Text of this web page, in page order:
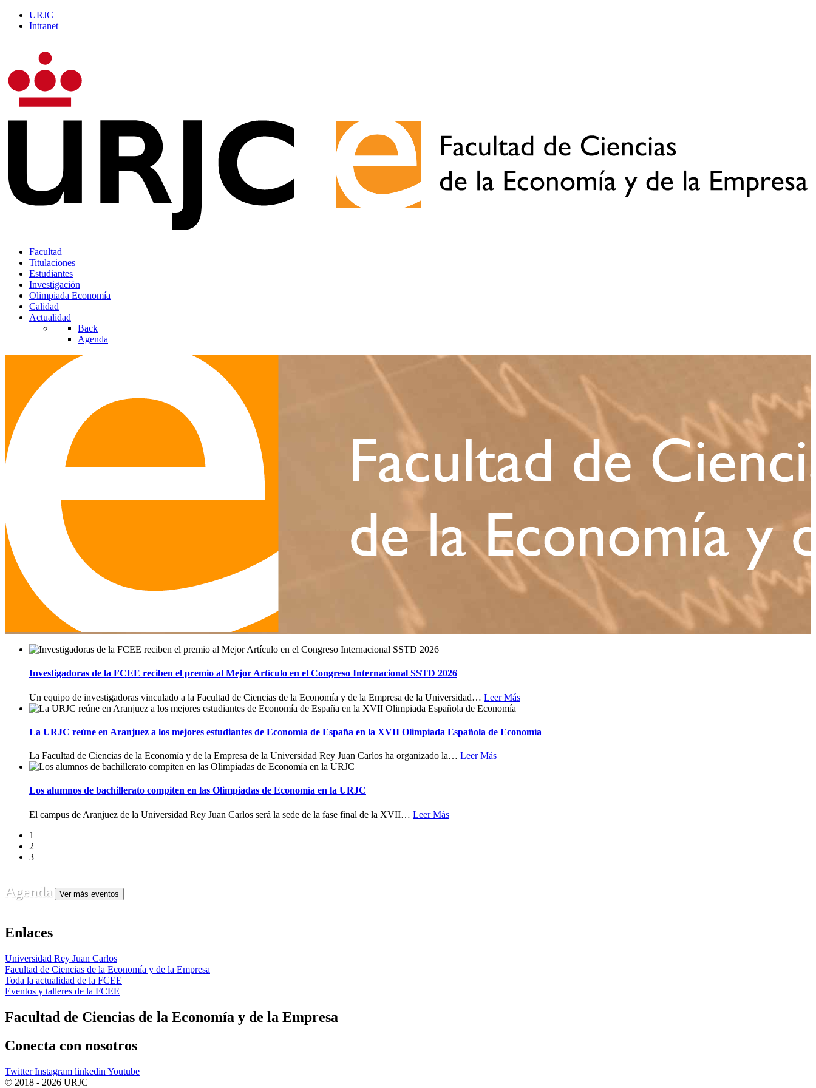
URJC
Intranet
Facultad
Titulaciones
Estudiantes
Investigación
Olimpiada Economía
Calidad
Actualidad
Back
Agenda
Investigadoras de la FCEE reciben el premio al Mejor Artículo en el Congreso Internacional SSTD 2026
Un equipo de investigadoras vinculado a la Facultad de Ciencias de la Economía y de la Empresa de la Universidad… Leer Más
La URJC reúne en Aranjuez a los mejores estudiantes de Economía de España en la XVII Olimpiada Española de Economía
La Facultad de Ciencias de la Economía y de la Empresa de la Universidad Rey Juan Carlos ha organizado la… Leer Más
Los alumnos de bachillerato compiten en las Olimpiadas de Economía en la URJC
El campus de Aranjuez de la Universidad Rey Juan Carlos será la sede de la fase final de la XVII… Leer Más
1
2
3
Agenda Ver más eventos
Enlaces
Universidad Rey Juan Carlos
Facultad de Ciencias de la Economía y de la Empresa
Toda la actualidad de la FCEE
Eventos y talleres de la FCEE
Facultad de Ciencias de la Economía y de la Empresa
Conecta con nosotros
Twitter Instagram linkedin Youtube
© 2018 - 2026 URJC